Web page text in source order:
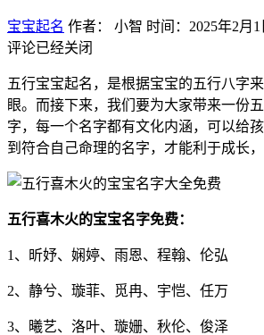
宝宝起名 作者： 小智 时间：2025年2月1
评论已经关闭
五行宝宝起名，是根据宝宝的五行八字
眼。而接下来，我们要为大家带来一份
字，每一个名字都有文化内涵，可以给
到符合自己命理的名字，才能利于成长，
五行喜木火的宝宝名字免费：
1、昕妤、娴婷、雨恩、程翰、伦弘
2、静兮、璇菲、觅冉、宇恺、任万
3、曦艺、洛叶、璇姗、秋伦、俊泽